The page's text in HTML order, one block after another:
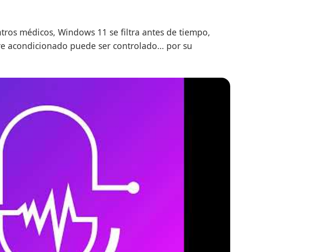
médicos, Windows 11 se filtra antes de tiempo,
acondicionado puede ser controlado… por su